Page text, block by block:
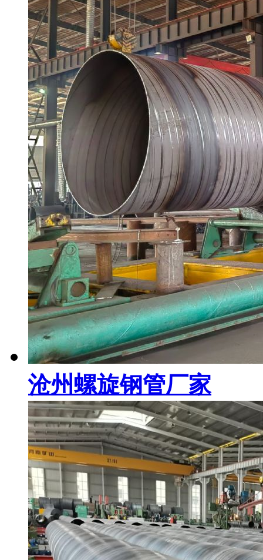
沧州螺旋钢管厂家